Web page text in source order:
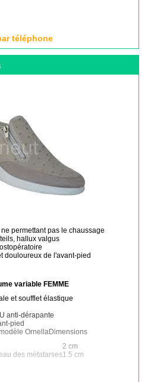
téléphone
permettant pas le chaussage
hallux valgus
douloureux de l'avant-pied
variable FEMME
et soufflet élastique
anti-dérapante
pied
OrnellaDimensions
2 cm
des métatarses1.5 cm